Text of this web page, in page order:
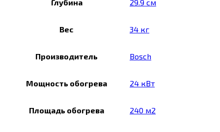
Глубина 29.9 см
Вес 34 кг
Производитель Bosch
Мощность обогрева 24 кВт
Площадь обогрева 240 м2